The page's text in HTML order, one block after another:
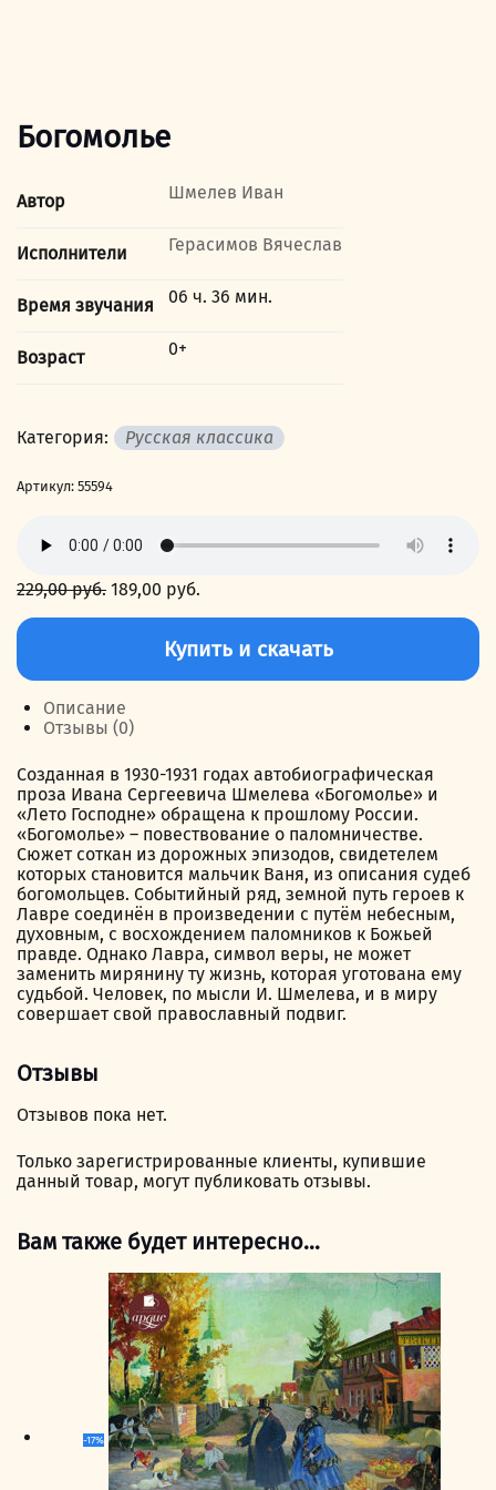
Богомолье
Автор Шмелев Иван
Исполнители Герасимов Вячеслав
Время звучания 06 ч. 36 мин.
Возраст 0+
Категория: Русская классика
Артикул: 55594
229,00руб. Первоначальная
229,00 руб..
189,00 руб.
Количество
Богомолье
Купить и скачать
Описание
Отзывы (0)
Созданная в 1930-1931 годах автобиографическая
проза Ивана Сергеевича Шмелева «Богомолье» и
«Лето Господне» обращена к прошлому России.
«Богомолье» – повествование о паломничестве.
Сюжет соткан из дорожных эпизодов, свидетелем
которых становится мальчик Ваня, из описания судеб
богомольцев. Событийный ряд, земной путь героев к
Лавре соединён в произведении с путём небесным,
духовным, с восхождением паломников к Божьей
правде. Однако Лавра, символ веры, не может
заменить мирянину ту жизнь, которая уготована ему
судьбой. Человек, по мысли И. Шмелева, и в миру
совершает свой православный подвиг.
Отзывы
Отзывов пока нет.
Только зарегистрированные клиенты, купившие
данный товар, могут публиковать отзывы.
Вам также будет интересно…
-17%